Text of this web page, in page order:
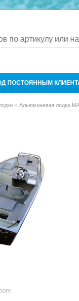
ПОСТОЯННЫМ
» Альюминевая лодка